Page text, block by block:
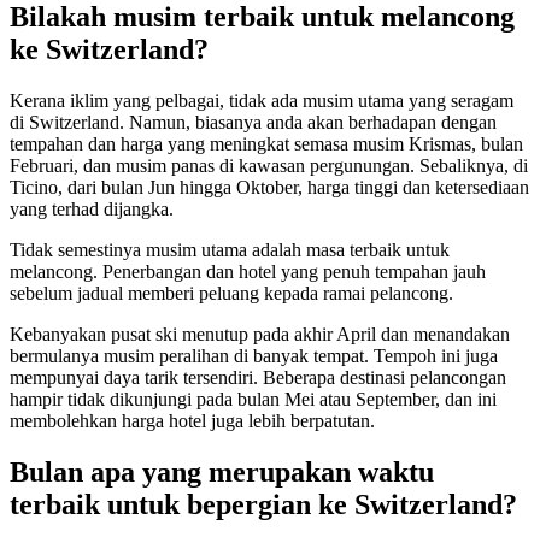
Bilakah musim terbaik untuk melancong
ke Switzerland?
Kerana iklim yang pelbagai, tidak ada musim utama yang seragam
di Switzerland. Namun, biasanya anda akan berhadapan dengan
tempahan dan harga yang meningkat semasa musim Krismas, bulan
Februari, dan musim panas di kawasan pergunungan. Sebaliknya, di
Ticino, dari bulan Jun hingga Oktober, harga tinggi dan ketersediaan
yang terhad dijangka.
Tidak semestinya musim utama adalah masa terbaik untuk
melancong. Penerbangan dan hotel yang penuh tempahan jauh
sebelum jadual memberi peluang kepada ramai pelancong.
Kebanyakan pusat ski menutup pada akhir April dan menandakan
bermulanya musim peralihan di banyak tempat. Tempoh ini juga
mempunyai daya tarik tersendiri. Beberapa destinasi pelancongan
hampir tidak dikunjungi pada bulan Mei atau September, dan ini
membolehkan harga hotel juga lebih berpatutan.
Bulan apa yang merupakan waktu
terbaik untuk bepergian ke Switzerland?